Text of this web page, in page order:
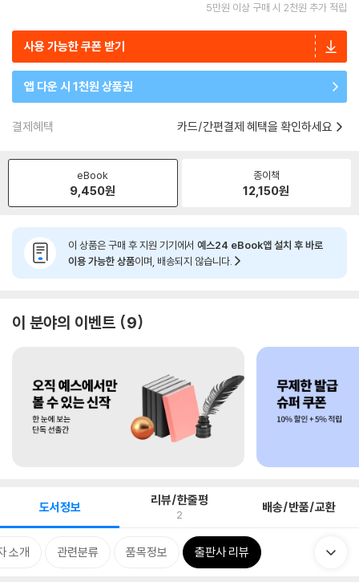
5만원 이상 구매 시 2천원 추가 적립
사용 가능한 쿠폰 받기
앱 다운 시 1천원 상품권
결제혜택 카드/간편결제 혜택을 확인하세요
eBook
9,450원
종이책
12,150원
이 상품은 구매 후 지원 기기에서 예스24 eBook앱 설치 후 바로
이용 가능한 상품이며, 배송되지 않습니다.
이 분야의 이벤트 9
도서정보 리뷰/한줄평
2 배송/반품/교환
소개 관련분류 품목정보 출판사 리뷰